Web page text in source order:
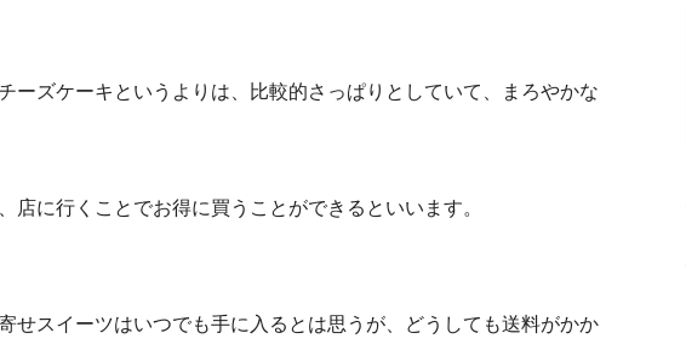
ーズケーキというよりは、比較的さっぱりとしていて、まろやかな
に行くことでお得に買うことができるといいます。
せスイーツはいつでも手に入るとは思うが、どうしても送料がかか